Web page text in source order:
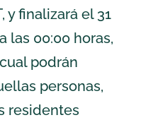
y finalizará el 31
las 00:00 horas,
podrán
personas,
residentes